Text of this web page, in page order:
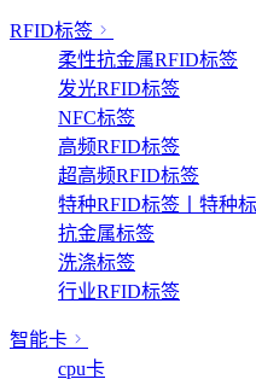
RFID标签
柔性抗金属RFID标签
发光RFID标签
NFC标签
高频RFID标签
超高频RFID标签
特种RFID标签丨特种
抗金属标签
洗涤标签
行业RFID标签
智能卡
cpu卡